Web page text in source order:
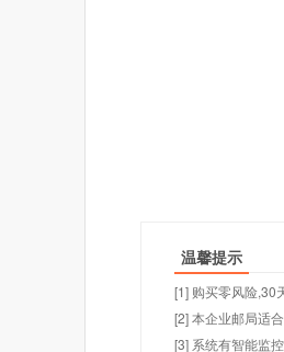
温馨提示
[1] 购买零风险,30
[2] 本企业邮局适
[3] 系统有智能监